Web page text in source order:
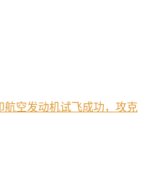
航空发动机试飞成功，攻克